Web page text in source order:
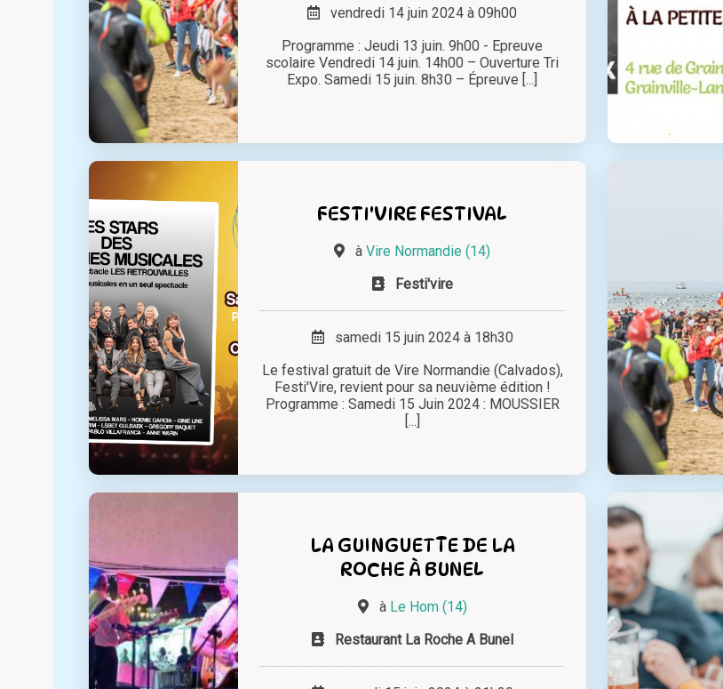
vendredi 14 juin 2024 à 09h00
Programme : Jeudi 13 juin. 9h00 - Epreuve
scolaire Vendredi 14 juin. 14h00 – Ouverture Tri
Expo. Samedi 15 juin. 8h30 – Épreuve [...]
FESTI'VIRE FESTIVAL
àVire Normandie (14)
Festi'vire
samedi 15 juin 2024 à 18h30
Le festival gratuit de Vire Normandie (Calvados),
Festi'Vire, revient pour sa neuvième édition !
Programme : Samedi 15 Juin 2024 : MOUSSIER
[...]
LA GUINGUETTE DE LA
ROCHE À BUNEL
à Le Hom (14)
Restaurant La Roche A Bunel